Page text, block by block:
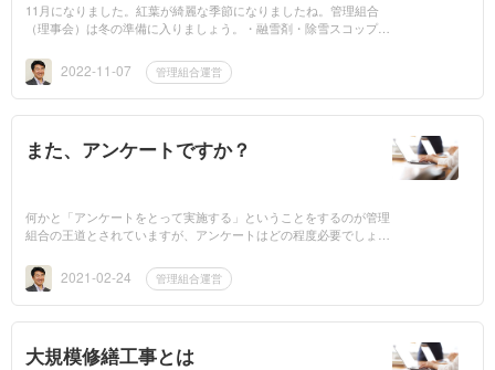
11月になりました。紅葉が綺麗な季節になりましたね。管理組合
（理事会）は冬の準備に入りましょう。・融雪剤・除雪スコップご
すると、金...2022-11-07 管理組合運営
また、アンケートですか？
何かと「アンケートをとって実施する」ということをするのが管理
組合の王道とされていますが、アンケートはどの程度必要でしょう
のか、関心があ...
2021-02-24 管理組合運営
大規模修繕工事とは